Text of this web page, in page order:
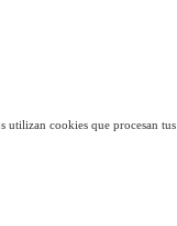
utilizan cookies que procesan tus